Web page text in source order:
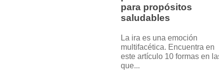
para propósitos
saludables
La ira es una emoción
multifacética. Encuentra en
este artículo 10 formas en
que...